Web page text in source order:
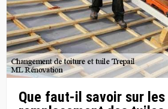
Que faut-il savoir sur